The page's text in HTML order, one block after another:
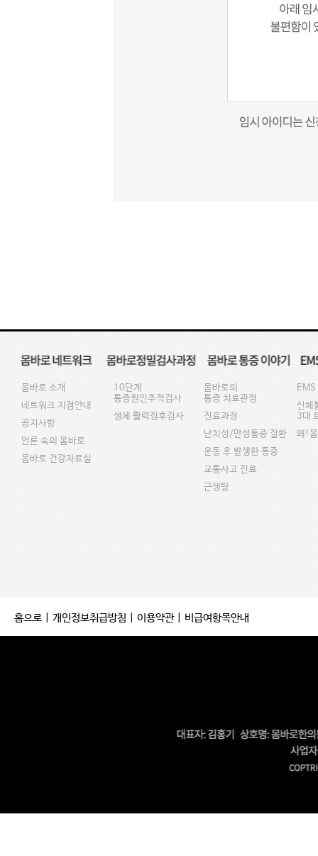
몸바로 소개
네트워크 지점안내
공지사항
언론 속의 몸바로
몸바로 건강자료실
10단계
통증원인추적검사
생체 활력징후검사
몸바로의
통증 치료관점
진료과정
난치성/만성통증 질환
운동 후 발생한 통증
교통사고 진료
근생탕
EMS
신체
3대
왜!
홈으로 개인정보취급방침 이용약관| 비급여항목안내